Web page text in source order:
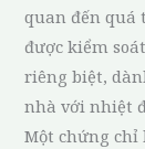
quan đến quá
được kiểm
riêng biệt,
nhà với nhiệt
Một chứng